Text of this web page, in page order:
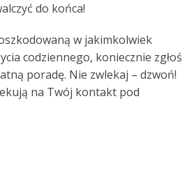
do końca!
w jakimkolwiek
codziennego, koniecznie zgłoś
poradę. Nie zwlekaj – dzwoń!
na Twój kontakt pod